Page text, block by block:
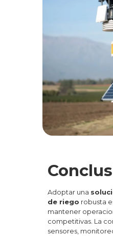
Adoptar una
de riego robusta
mantener
competitivas. La
sensores,